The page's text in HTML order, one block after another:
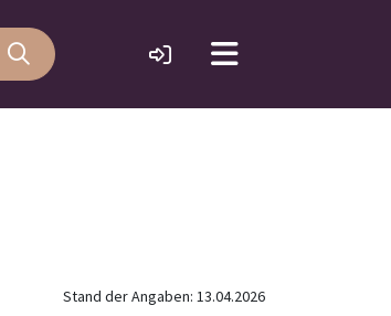
Stand der Angaben: 13.04.2026